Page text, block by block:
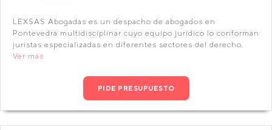
LEXSAS Abogadas es un despacho de abogados en
Pontevedra multidisciplinar cuyo equipo jurídico lo conforman
juristas especializadas en diferentes sectores del derecho.
Ver más
PIDE PRESUPUESTO